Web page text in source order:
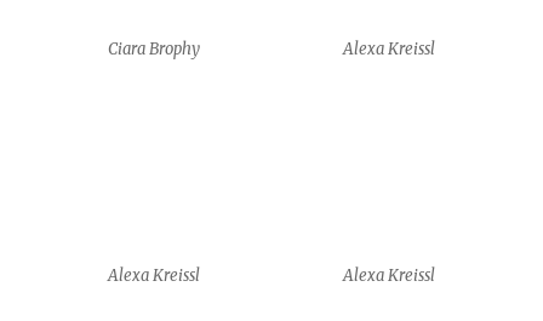
HyungJun Park HyungJun Park
HyungJun Park HyungJun Park